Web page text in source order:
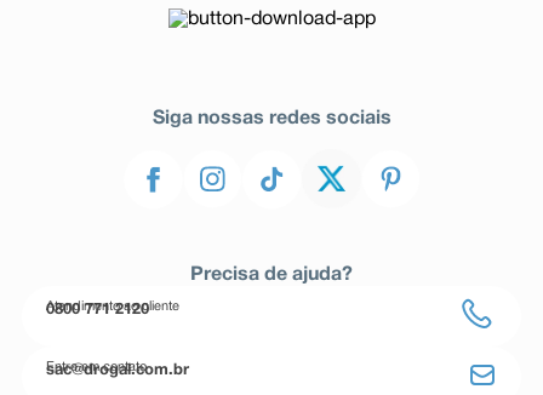
Siga nossas redes sociais
Precisa de ajuda?
Atendimento ao cliente
0800 771 2120
Entre em contato
sac@drogal.com.br